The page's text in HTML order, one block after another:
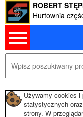
ROBERT
Hurtownia
Używamy cookies i
statystycznych oraz
strony. W